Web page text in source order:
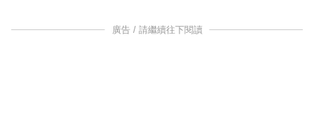
廣告 / 請繼續往下閱讀